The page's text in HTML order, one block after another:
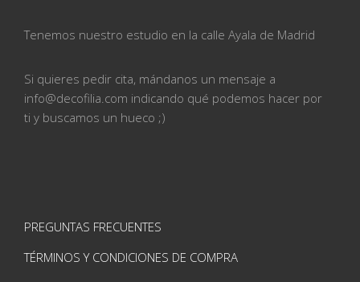
Tenemos nuestro estudio en la calle Ayala de Madrid
Si quieres pedir cita, mándanos un mensaje a
info@decofilia.com indicando qué podemos hacer por
ti y buscamos un hueco ;)
PREGUNTAS FRECUENTES
TÉRMINOS Y CONDICIONES DE COMPRA